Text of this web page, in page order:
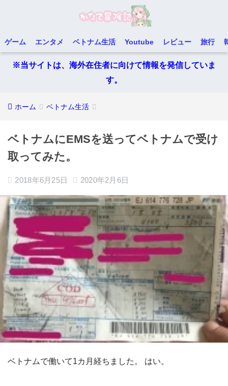
ゲーム エンタメ ベトナム生活 Youtube レビュー 旅行
※当サイトは、海外在住者に向けて情報を発信していま
す。
ホーム ベトナム生活
ベトナムにEMSを送ってベトナムで受け
取ってみた。
2018年6月25日 2020年2月6日
ベトナムで働いて1カ月経ちました。 はい。